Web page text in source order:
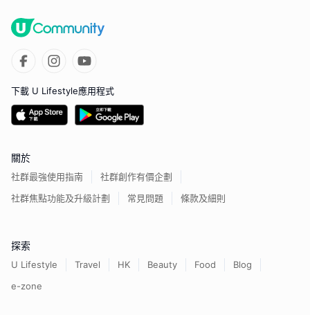
下載 U Lifestyle應用程式
關於
社群最強使用指南
社群創作有價企劃
社群焦點功能及升級計劃
常見問題 條款及細則
探索
U Lifestyle Travel HK Beauty Food
Blog
e-zone